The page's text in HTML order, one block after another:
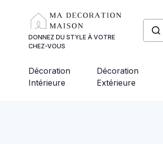
DONNEZ DU STYLE À VOTRE
CHEZ-VOUS
Décoration
Intérieure
Décoration
Extérieure